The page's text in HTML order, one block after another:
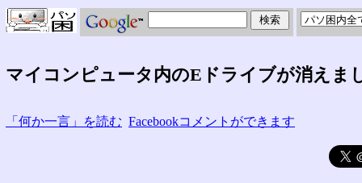
マイコンピュータ内のEドライブが消えま
「何か一言」を読む Facebookコメントができます